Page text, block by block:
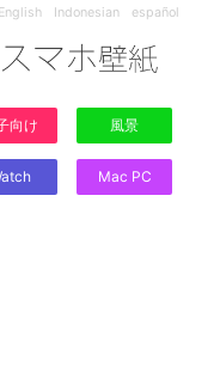
English Indonesian español
向け 風景
Mac PC